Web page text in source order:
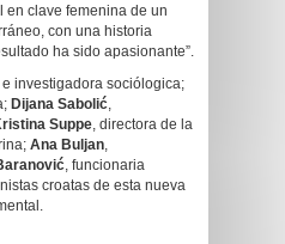
clave femenina de un
con una historia
ha sido apasionante”.
e investigadora sociólogica;
Dijana Sabolić,
Suppe, directora de la
Ana Buljan,
, funcionaria
croatas de esta nueva